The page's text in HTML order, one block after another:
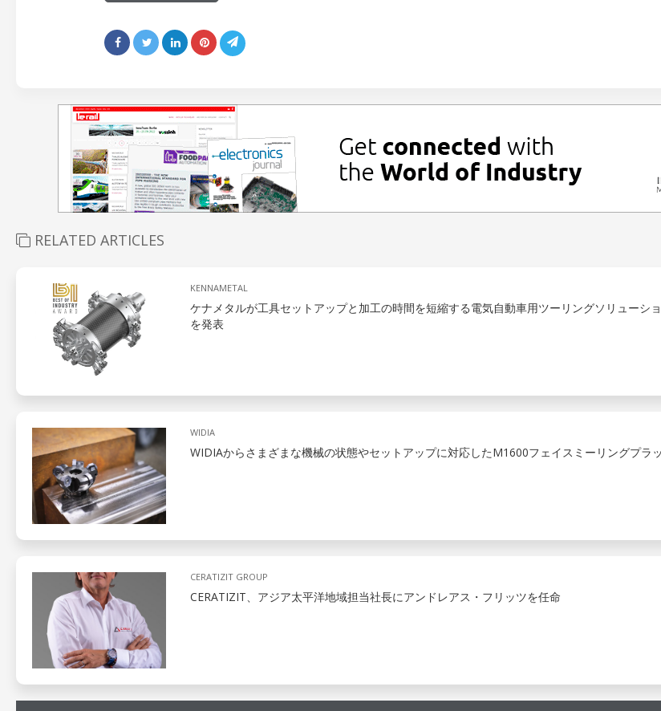
RELATED ARTICLES
KENNAMETAL
ケナメタルが工具セットアップと加工の時間を短縮する電気自動車用ツーリングソリューシ
を発表
WIDIA
WIDIAからさまざまな機械の状態やセットアップに対応したM1600フェイスミーリングプラ
CERATIZIT GROUP
CERATIZIT、アジア太平洋地域担当社長にアンドレアス・フリッツを任命